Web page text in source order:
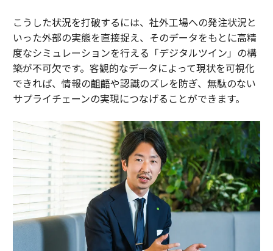
こうした状況を打破するには、社外工場への発注状況と
いった外部の実態を直接捉え、そのデータをもとに高精
度なシミュレーションを行える「デジタルツイン」の構
築が不可欠です。客観的なデータによって現状を可視化
できれば、情報の齟齬や認識のズレを防ぎ、無駄のない
サプライチェーンの実現につなげることができます。